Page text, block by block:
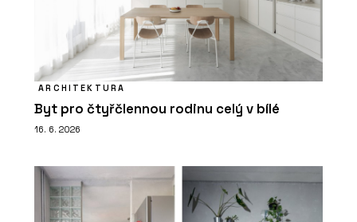
ARCHITEKTURA
Byt pro čtyřčlennou rodinu celý v bílé
16. 6. 2026